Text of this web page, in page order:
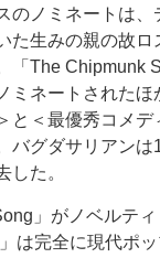
のノミネートは、
た生みの親の故ロ
「The Chipmunk
ミネートされたほ
と＜最優秀コメデ
バグダサリアン
した。
」がノベルティ
は完全に現代ポ